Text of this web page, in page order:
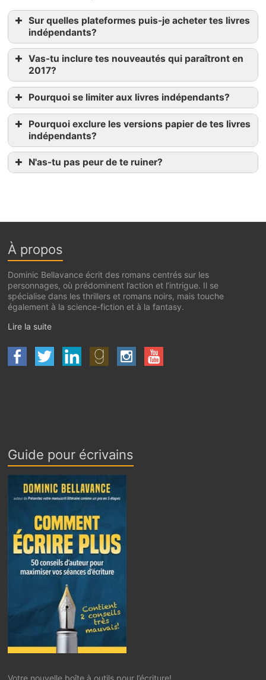
Sur quelles plateformes puis-je acheter tes livres
indépendants?
LesLibraires.ca
Kobo
Amazon.ca
Barnes & Noble
Scribd
Vas-tu inclure tes nouveautés qui paraîtront en
2017?
Pourquoi se limiter aux livres indépendants?
Pourquoi exclure les versions papier de tes livres
indépendants?
N'as-tu pas peur de te ruiner?
À propos
Dominic Bellavance écrit des romans centrés sur les
personnages, où prédominent l’action et l’intrigue. Il se
spécialise dans les thrillers et romans noirs, mais touche
également à la science-fiction et à la fantasy.
Lire la suite
Guide pour écrivains